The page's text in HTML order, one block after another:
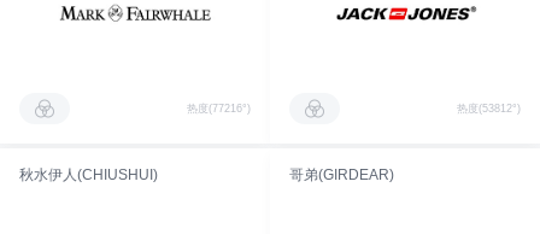
热度(77216°) 热度(53812°)
秋水伊人(CHIUSHUI) 哥弟(GIRDEAR)